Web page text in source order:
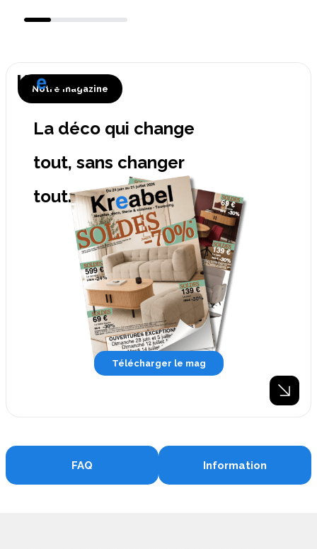
Notre magazine
La déco qui change
tout, sans changer
tout.
Télécharger le mag
FAQ Information